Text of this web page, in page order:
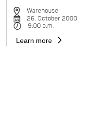
Warehouse
26. October 2000
9:00 p.m.
Learn more